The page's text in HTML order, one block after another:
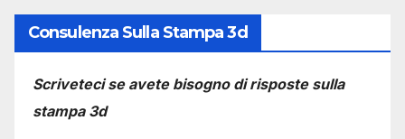
Consulenza Sulla Stampa 3d
Scriveteci se avete bisogno di risposte sulla
stampa 3d